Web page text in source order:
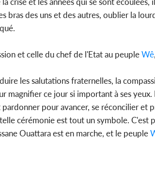
bras des uns et des autres, oublier la
et celle du chef de l'Etat au peupleWê
les salutations fraternelles, la
magnifier ce jour si important à ses
pour avancer, se réconcilier et
cérémonie est tout un symbole.
Ouattara est en marche, et le peuple